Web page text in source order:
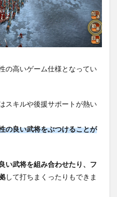
の高いゲーム仕様となってい
スキルや後援サポートが熱い
の良い武将をぶつけることが
い武将を組み合わせたり、フ
して打ちまくったりもできま